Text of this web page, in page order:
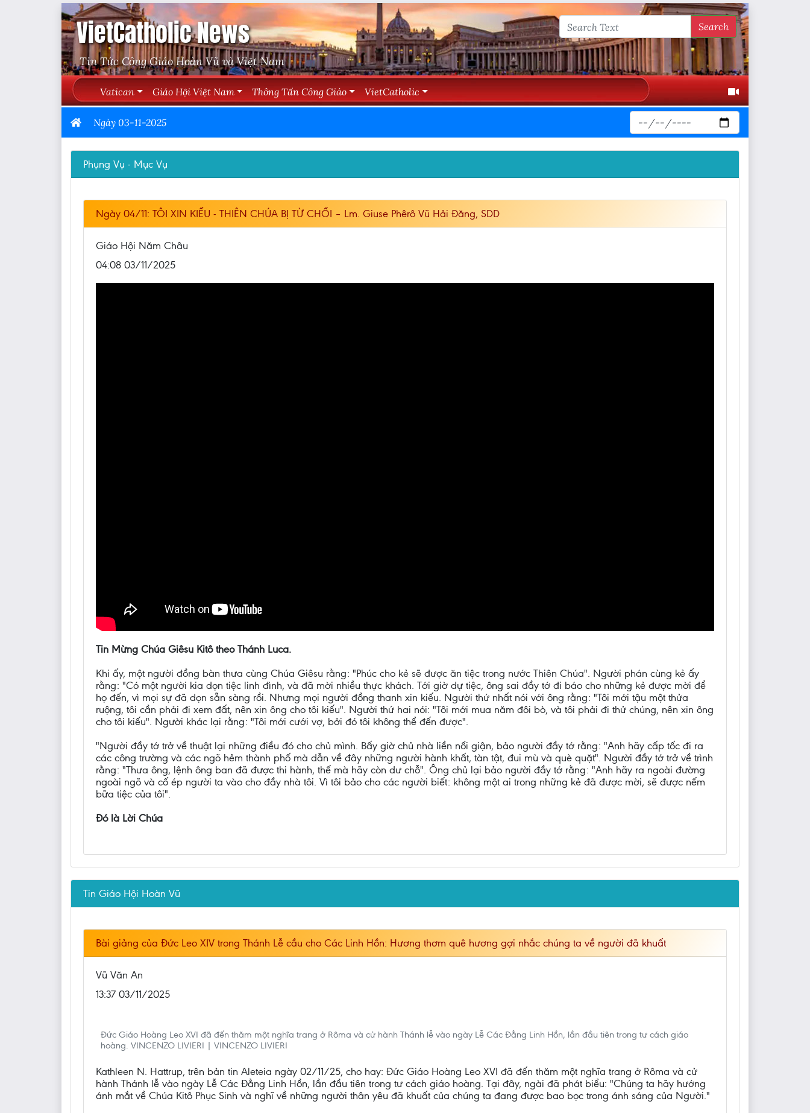
VietCatholic News
Tin Tức Công Giáo Hoàn Vũ và Việt Nam
Search
Vatican Giáo Hội Việt Nam Thông Tấn Công Giáo VietCatholic
Ngày 03-11-2025
Phụng Vụ - Mục Vụ
Ngày 04/11: TÔI XIN KIẾU - THIÊN CHÚA BỊ TỪ CHỐI – Lm. Giuse Phêrô Vũ Hải Đăng, SDD
Giáo Hội Năm Châu
04:08 03/11/2025
Tin Mừng Chúa Giêsu Kitô theo Thánh Luca.
Khi ấy, một người đồng bàn thưa cùng Chúa Giêsu rằng: "Phúc cho kẻ sẽ được ăn tiệc trong nước Thiên Chúa". Người phán cùng kẻ ấy
rằng: "Có một người kia dọn tiệc linh đình, và đã mời nhiều thực khách. Tới giờ dự tiệc, ông sai đầy tớ đi báo cho những kẻ được mời để
họ đến, vì mọi sự đã dọn sẵn sàng rồi. Nhưng mọi người đồng thanh xin kiếu. Người thứ nhất nói với ông rằng: "Tôi mới tậu một thửa
ruộng, tôi cần phải đi xem đất, nên xin ông cho tôi kiếu". Người thứ hai nói: "Tôi mới mua năm đôi bò, và tôi phải đi thử chúng, nên xin ông
cho tôi kiếu". Người khác lại rằng: "Tôi mới cưới vợ, bởi đó tôi không thể đến được".
"Người đầy tớ trở về thuật lại những điều đó cho chủ mình. Bấy giờ chủ nhà liền nổi giận, bảo người đầy tớ rằng: "Anh hãy cấp tốc đi ra
các công trường và các ngõ hẻm thành phố mà dẫn về đây những người hành khất, tàn tật, đui mù và què quặt". Người đầy tớ trở về trình
rằng: "Thưa ông, lệnh ông ban đã được thi hành, thế mà hãy còn dư chỗ". Ông chủ lại bảo người đầy tớ rằng: "Anh hãy ra ngoài đường
ngoài ngõ và cố ép người ta vào cho đầy nhà tôi. Vì tôi bảo cho các người biết: không một ai trong những kẻ đã được mời, sẽ được nếm
bữa tiệc của tôi".
Đó là Lời Chúa
Tin Giáo Hội Hoàn Vũ
Bài giảng của Đức Leo XIV trong Thánh Lễ cầu cho Các Linh Hồn: Hương thơm quê hương gợi nhắc chúng ta về người đã khuất
Vũ Văn An
13:37 03/11/2025
Đức Giáo Hoàng Leo XVI đã đến thăm một nghĩa trang ở Rôma và cử hành Thánh lễ vào ngày Lễ Các Đẳng Linh Hồn, lần đầu tiên trong tư cách giáo
hoàng. VINCENZO LIVIERI | VINCENZO LIVIERI
Kathleen N. Hattrup, trên bản tin Aleteia ngày 02/11/25, cho hay: Đức Giáo Hoàng Leo XVI đã đến thăm một nghĩa trang ở Rôma và cử
hành Thánh lễ vào ngày Lễ Các Đẳng Linh Hồn, lần đầu tiên trong tư cách giáo hoàng. Tại đây, ngài đã phát biểu: "Chúng ta hãy hướng
ánh mắt về Chúa Kitô Phục Sinh và nghĩ về những người thân yêu đã khuất của chúng ta đang được bao bọc trong ánh sáng của Người."